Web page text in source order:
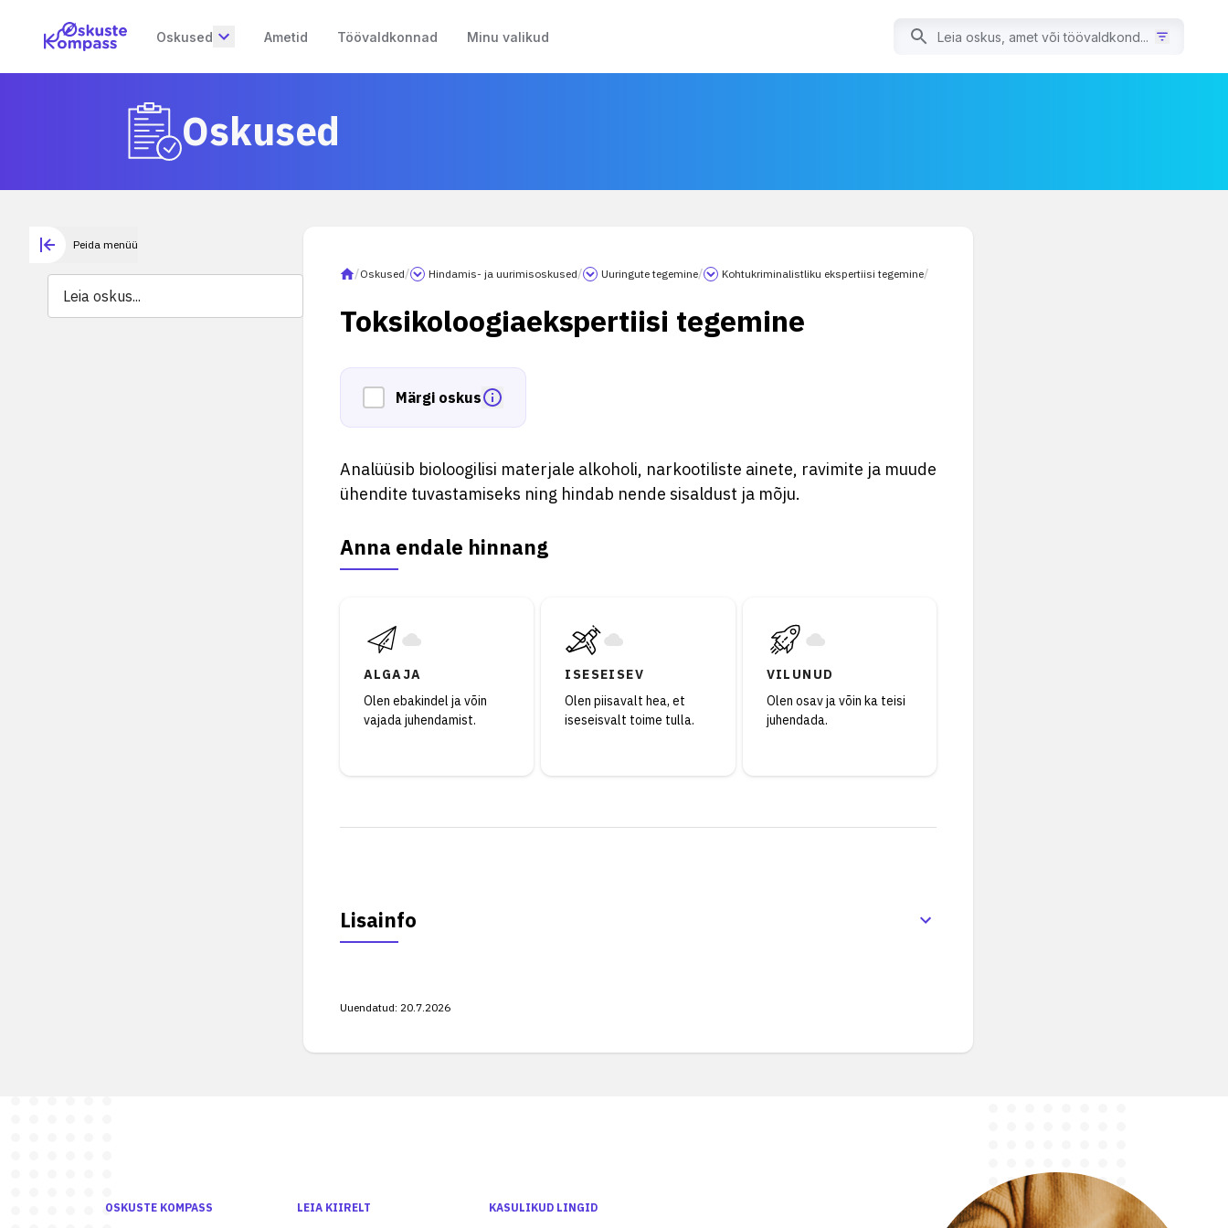
Oskused Ametid Töövaldkonnad Minu valikud
Oskused
Peida menüü
/Oskused/ Hindamis- ja uurimisoskused/ Uuringute tegemine/ Kohtukriminalistliku ekspertiisi tegemine/
Toksikoloogiaekspertiisi tegemine
Märgi oskus
Analüüsib bioloogilisi materjale alkoholi, narkootiliste ainete, ravimite ja muude
ühendite tuvastamiseks ning hindab nende sisaldust ja mõju.
Anna endale hinnang
ALGAJA
Olen ebakindel ja võin
vajada juhendamist.
ISESEISEV
Olen piisavalt hea, et
iseseisvalt toime tulla.
VILUNUD
Olen osav ja võin ka teisi
juhendada.
Lisainfo
Uuendatud: 20.7.2026
OSKUSTE KOMPASS LEIA KIIRELT KASULIKUD LINGID